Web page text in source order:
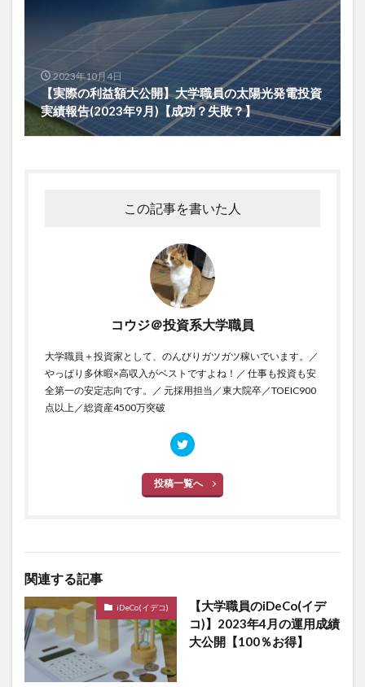
2023年10月4日
【実際の利益額大公開】大学職員の太陽光発電投資
実績報告(2023年9月)【成功？失敗？】
この記事を書いた人
コウジ＠投資系大学職員
大学職員＋投資家として、のんびりガツガツ稼いでいます。／
やっぱり多休暇×高収入がベストですよね！／ 仕事も投資も安
全第一の安定志向です。／ 元採用担当／東大院卒／TOEIC900
点以上／総資産4500万突破
投稿一覧へ
関連する記事
iDeCo(イデコ)
【大学職員のiDeCo(イデ
コ)】2023年4月の運用成績
大公開【100％お得】